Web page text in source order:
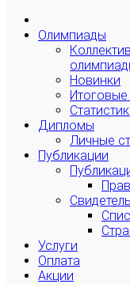
Олимпиады
Новинки
Итоговые
Дипломы
Личные
Публикации
Услуги
Оплата
Акции